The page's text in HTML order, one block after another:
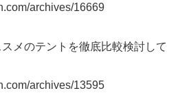
archives/16669
メのテントを徹底比較検討して
archives/13595